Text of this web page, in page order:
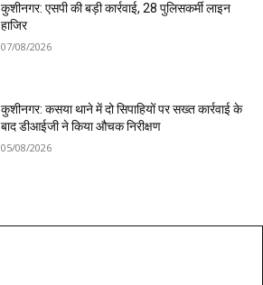
कुशीनगर: एसपी की बड़ी कार्रवाई, 28 पुलिसकर्मी लाइन
हाजिर
07/08/2026
कुशीनगर: कसया थाने में दो सिपाहियों पर सख्त कार्रवाई के
बाद डीआईजी ने किया औचक निरीक्षण
05/08/2026